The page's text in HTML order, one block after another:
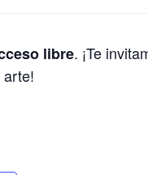
libre. ¡Te